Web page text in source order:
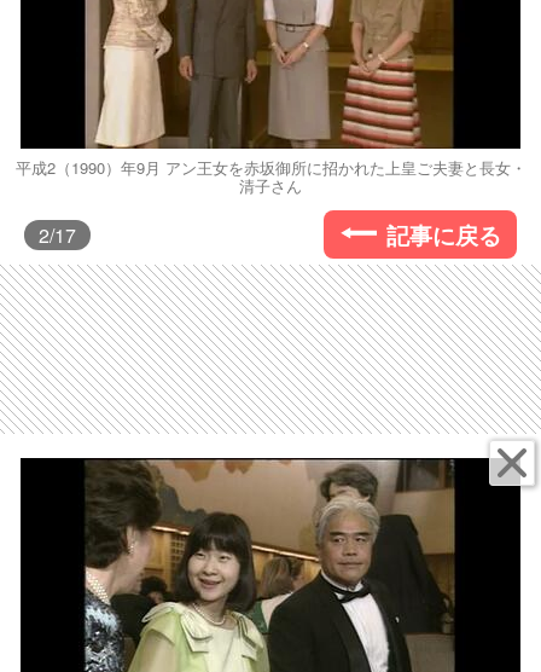
平成2（1990）年9月 アン王女を赤坂御所に招かれた上皇ご夫妻と長女・
清子さん
2/17 記事に戻る